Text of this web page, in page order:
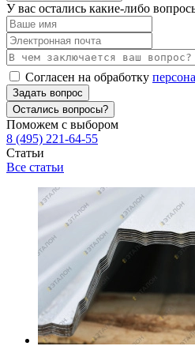
У вас остались какие-либо
Согласен на обработку
Задать вопрос
Остались вопросы?
Поможем с выбором
8 (495) 221-64-55
Статьи
Все статьи